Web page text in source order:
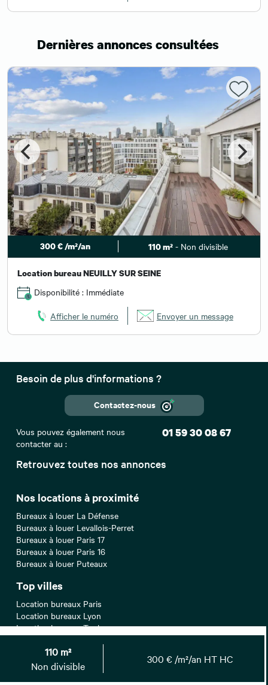
110 m²
Non divisible
300 € /m²/an HT HC
Dernières annonces consultées
300 € /m²/an 110 m² - Non divisible
Location bureau NEUILLY SUR SEINE
Disponibilité : Immédiate
Afficher le numéro Envoyer un message
Retrouvez toutes nos annonces
Nos locations à proximité
Bureaux à louer La Défense
Bureaux à louer Levallois-Perret
Bureaux à louer Paris 17
Bureaux à louer Paris 16
Bureaux à louer Puteaux
Top villes
Location bureaux Paris
Location bureaux Lyon
Location bureaux Toulouse
Location bureaux Marseille
Location bureaux Aix-en-Provence
Recherches associées
Besoin de plus d'informations ?
Contactez-nous
Vous pouvez également nous
contacter au :
01 59 30 08 67